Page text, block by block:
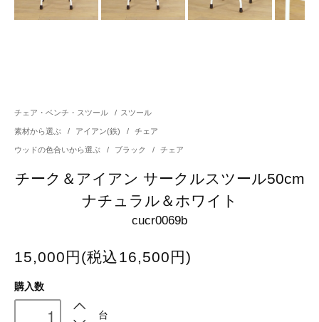
チェア・ベンチ・スツール / スツール
素材から選ぶ / アイアン(鉄) / チェア
ウッドの色合いから選ぶ / ブラック / チェア
チーク＆アイアン サークルスツール50cm
ナチュラル＆ホワイト
cucr0069b
15,000円(税込16,500円)
購入数
台